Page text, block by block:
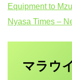
Equipment to
Nyasa Times –
マラウ